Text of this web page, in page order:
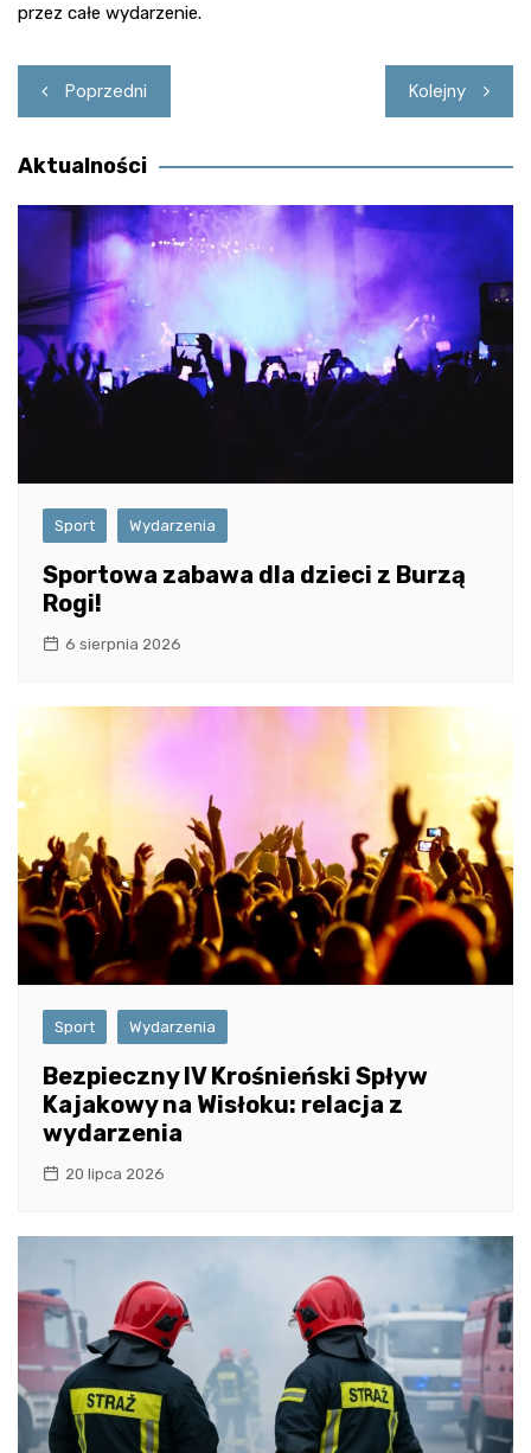
przez całe wydarzenie.
Nawigacja
wpisu
Poprzedni Kolejny
Aktualności
Sport Wydarzenia
Sportowa zabawa dla dzieci z Burzą
Rogi!
6 sierpnia 2026
Sport Wydarzenia
Bezpieczny IV Krośnieński Spływ
Kajakowy na Wisłoku: relacja z
wydarzenia
20 lipca 2026